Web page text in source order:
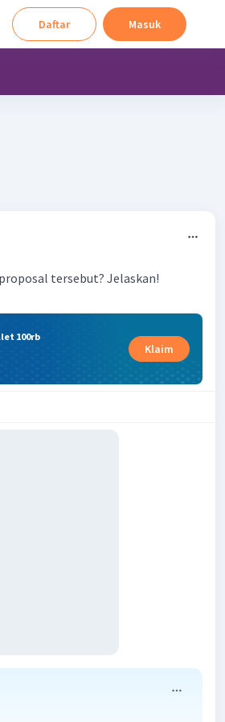
Daftar Masuk
tersebut? Jelaskan!
100rb
Klaim